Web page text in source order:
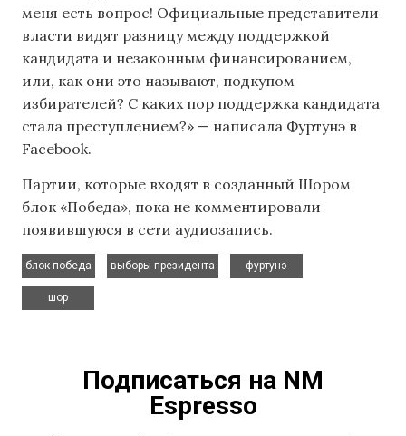
меня есть вопрос! Официальные представители
власти видят разницу между поддержкой
кандидата и незаконным финансированием,
или, как они это называют, подкупом
избирателей? С каких пор поддержка кандидата
стала преступлением?» — написала Фуртунэ в
Facebook.
Партии, которые входят в созданный Шором
блок «Победа», пока не комментировали
появившуюся в сети аудиозапись.
блок победа
выборы президента
фуртунэ
шор
Подписаться на NM
Espresso